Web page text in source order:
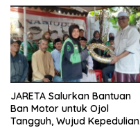
JARETA Salurkan Bantuan
Ban Motor untuk Ojol
Tangguh, Wujud Kepedulian